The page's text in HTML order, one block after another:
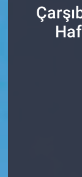
SPOR
DÜNYA
Tüm
Son